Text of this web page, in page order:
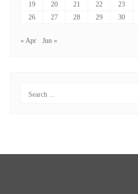
19
20 21 22 23
26
27 28 29 30
« Apr Jun »